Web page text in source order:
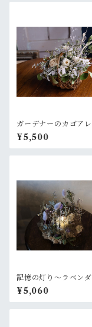
ガーデナーのカゴア
白×グリーン【オーダ
作】
¥5,500
記憶の灯り〜ラベン
¥5,060